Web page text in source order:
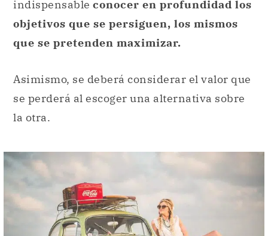
indispensable conocer en profundidad los
objetivos que se persiguen, los mismos
que se pretenden maximizar.
Asimismo, se deberá considerar el valor que
se perderá al escoger una alternativa sobre
la otra.